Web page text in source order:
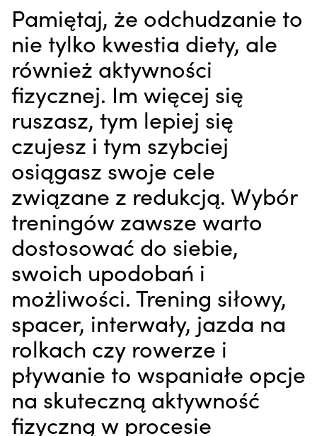
Pamiętaj, że odchudzanie to
nie tylko kwestia diety, ale
również aktywności
fizycznej. Im więcej się
ruszasz, tym lepiej się
czujesz i tym szybciej
osiągasz swoje cele
związane z redukcją. Wybór
treningów zawsze warto
dostosować do siebie,
swoich upodobań i
możliwości. Trening siłowy,
spacer, interwały, jazda na
rolkach czy rowerze i
pływanie to wspaniałe opcje
na skuteczną aktywność
fizyczną w procesie